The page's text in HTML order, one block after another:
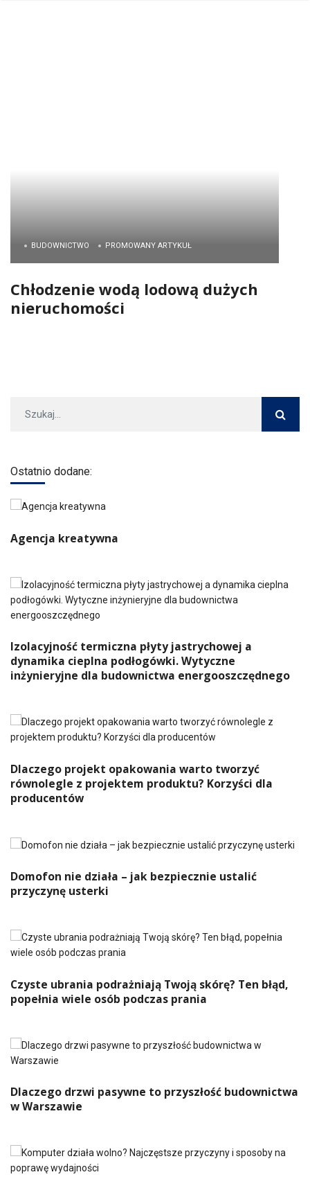
BUDOWNICTWO PROMOWANY ARTYKUŁ
Chłodzenie wodą lodową dużych
nieruchomości
Ostatnio dodane:
Agencja kreatywna
Izolacyjność termiczna płyty jastrychowej a
dynamika cieplna podłogówki. Wytyczne
inżynieryjne dla budownictwa energooszczędnego
Dlaczego projekt opakowania warto tworzyć
równolegle z projektem produktu? Korzyści dla
producentów
Domofon nie działa – jak bezpiecznie ustalić
przyczynę usterki
Czyste ubrania podrażniają Twoją skórę? Ten błąd,
popełnia wiele osób podczas prania
Dlaczego drzwi pasywne to przyszłość budownictwa
w Warszawie